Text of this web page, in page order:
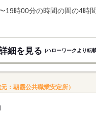
細を見る (ハローワークより転
：朝霞公共職業安定所）